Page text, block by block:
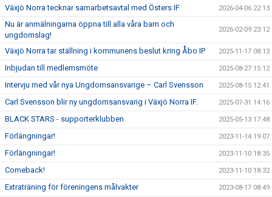
Växjö Norra tecknar samarbetsavtal med Östers IF 2026-04-06 22:13
Nu är anmälningarna öppna till alla våra barn och
ungdomslag!
2026-02-09 23:12
Växjö Norra tar ställning i kommunens beslut kring Åbo IP 2025-11-17 08:13
Inbjudan till medlemsmöte 2025-08-27 15:12
Intervju med vår nya Ungdomsansvarige – Carl Svensson 2025-08-15 12:41
Carl Svensson blir ny ungdomsansvarig i Växjö Norra IF. 2025-07-31 14:16
BLACK STARS - supporterklubben 2025-05-13 17:48
Förlängningar! 2023-11-14 19:07
Förlängningar! 2023-11-10 18:35
Comeback! 2023-11-10 18:32
Extraträning för föreningens målvakter 2023-08-17 08:49